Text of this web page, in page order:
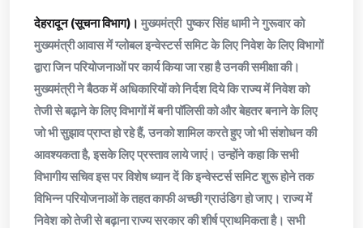
देहरादून (सूचना विभाग)। मुख्यमंत्री पुष्कर सिंह धामी ने गुरूवार को
मुख्यमंत्री आवास में ग्लोबल इन्वेस्टर्स समिट के लिए निवेश के लिए विभागों
द्वारा जिन परियोजनाओं पर कार्य किया जा रहा है उनकी समीक्षा की।
मुख्यमंत्री ने बैठक में अधिकारियों को निर्दश दिये कि राज्य में निवेश को
तेजी से बढ़ाने के लिए विभागों में बनी पॉलिसी को और बेहतर बनाने के लिए
जो भी सुझाव प्राप्त हो रहे हैं, उनको शामिल करते हुए जो भी संशोधन की
आवश्यकता है, इसके लिए प्रस्ताव लाये जाएं। उन्होंने कहा कि सभी
विभागीय सचिव इस पर विशेष ध्यान दें कि इन्वेस्टर्स समिट शुरू होने तक
विभिन्न परियोजनाओं के तहत काफी अच्छी ग्राउंडिग हो जाए। राज्य में
निवेश को तेजी से बढ़ाना राज्य सरकार की शीर्ष प्राथमिकता है। सभी